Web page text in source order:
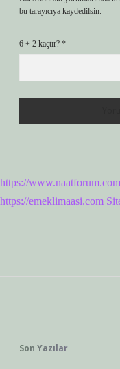
bu tarayıcıya kaydedilsin.
6 + 2 kaçtır? *
https://www.naatforum.com
https://emeklimaasi.com
Son Yazılar